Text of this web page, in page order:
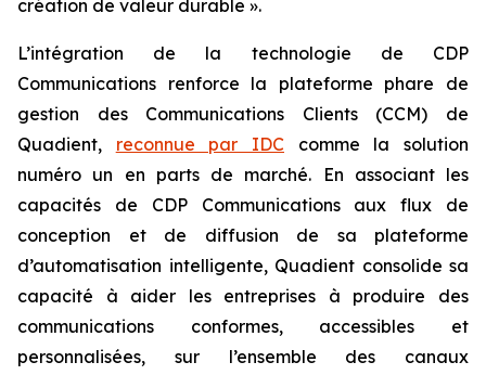
création de valeur durable ».
L’intégration de la technologie de CDP
Communications renforce la plateforme phare de
gestion des Communications Clients (CCM) de
Quadient, reconnue par IDC comme la solution
numéro un en parts de marché. En associant les
capacités de CDP Communications aux flux de
conception et de diffusion de sa plateforme
d’automatisation intelligente, Quadient consolide sa
capacité à aider les entreprises à produire des
communications conformes, accessibles et
personnalisées, sur l’ensemble des canaux